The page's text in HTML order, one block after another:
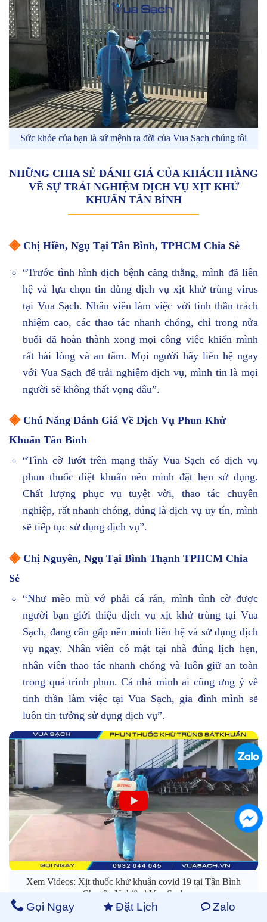
Sức khỏe của bạn là sứ mệnh ra đời của Vua Sạch chúng tôi
NHỮNG CHIA SẺ ĐÁNH GIÁ CỦA KHÁCH HÀNG
VỀ SỰ TRẢI NGHIỆM DỊCH VỤ XỊT KHỬ
KHUẨN TÂN BÌNH
◈ Chị Hiền, Ngụ Tại Tân Bình, TPHCM Chia Sẻ
“Trước tình hình dịch bệnh căng thằng, mình đã liên
hệ và lựa chọn tin dùng dịch vụ xịt khử trùng virus
tại Vua Sạch. Nhân viên làm việc với tinh thần trách
nhiệm cao, các thao tác nhanh chóng, chỉ trong nửa
buổi đã hoàn thành xong mọi công việc khiến mình
rất hài lòng và an tâm. Mọi người hãy liên hệ ngay
với Vua Sạch để trải nghiệm dịch vụ, mình tin là mọi
người sẽ không thất vọng đâu”.
◈ Chú Năng Đánh Giá Về Dịch Vụ Phun Khử
Khuẩn Tân Bình
“Tình cờ lướt trên mạng thấy Vua Sạch có dịch vụ
phun thuốc diệt khuẩn nên mình đặt hẹn sử dụng.
Chất lượng phục vụ tuyệt vời, thao tác chuyên
nghiệp, rất nhanh chóng, đúng là dịch vụ uy tín, mình
sẽ tiếp tục sử dụng dịch vụ”.
◈ Chị Nguyên, Ngụ Tại Bình Thạnh TPHCM Chia
Sẻ
“Như mèo mù vớ phải cá rán, mình tình cờ được
người bạn giới thiệu dịch vụ xịt khử trùng tại Vua
Sạch, đang cần gấp nên mình liên hệ và sử dụng dịch
vụ ngay. Nhân viên có mặt tại nhà đúng lịch hẹn,
nhân viên thao tác nhanh chóng và luôn giữ an toàn
trong quá trình phun. Cả nhà mình ai cũng ưng ý về
tinh thần làm việc tại Vua Sạch, gia đình mình sẽ
luôn tin tưởng sử dụng dịch vụ”.
Xem Videos: Xịt thuốc khử khuẩn covid 19 tại Tân Bình
Chuyên Nghiêp | Vua Sạch
Gọi Ngay Đặt Lịch Zalo